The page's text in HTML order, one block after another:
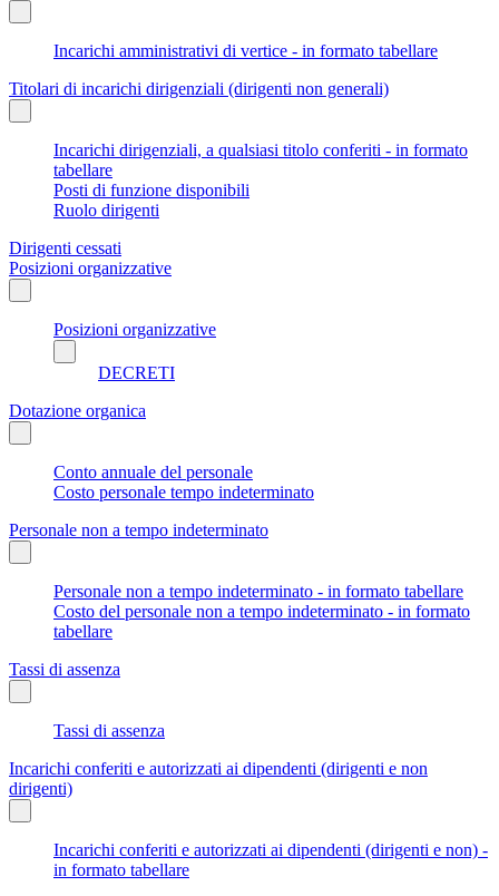
Incarichi amministrativi di vertice - in formato tabellare
Titolari di incarichi dirigenziali (dirigenti non generali)
Incarichi dirigenziali, a qualsiasi titolo conferiti - in formato
tabellare
Posti di funzione disponibili
Ruolo dirigenti
Dirigenti cessati
Posizioni organizzative
Posizioni organizzative
DECRETI
Dotazione organica
Conto annuale del personale
Costo personale tempo indeterminato
Personale non a tempo indeterminato
Personale non a tempo indeterminato - in formato tabellare
Costo del personale non a tempo indeterminato - in formato
tabellare
Tassi di assenza
Tassi di assenza
Incarichi conferiti e autorizzati ai dipendenti (dirigenti e non
dirigenti)
Incarichi conferiti e autorizzati ai dipendenti (dirigenti e non) -
in formato tabellare